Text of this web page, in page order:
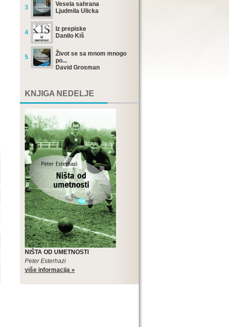
3
Vesela sahrana
Ljudmila Ulicka
4
Iz prepiske
Danilo Kiš
5
Život se sa mnom mnogo
po...
David Grosman
KNJIGA NEDELJE
NIŠTA OD UMETNOSTI
Peter Esterhazi
više informacija »